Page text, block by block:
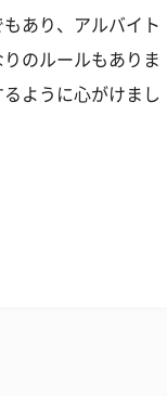
あり、アルバイト
のルールもありま
ように心がけまし